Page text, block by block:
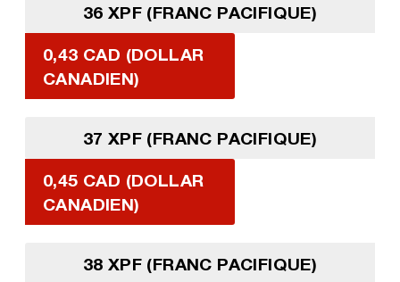
36 XPF (FRANC PACIFIQUE)
0,43 CAD (DOLLAR
CANADIEN)
37 XPF (FRANC PACIFIQUE)
0,45 CAD (DOLLAR
CANADIEN)
38 XPF (FRANC PACIFIQUE)